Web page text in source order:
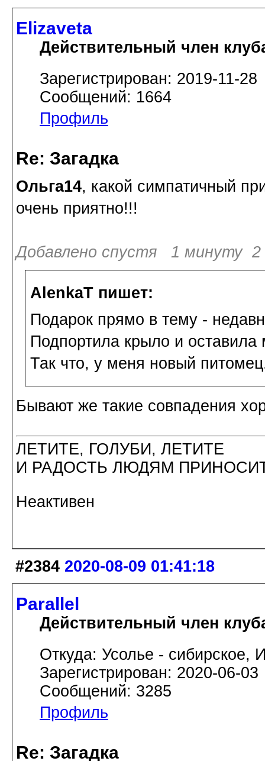
Elizaveta
Действительный член
Зарегистрирован: 2019-11-28
Сообщений: 1664
Профиль
Re: Загадка
Ольга14, какой симпатичный
очень приятно!!!
Добавлено спустя 1 минуту 2
AlenkaT пишет:
Подарок прямо в тему -
Подпортила крыло и
Так что, у меня новый
Бывают же такие совпадения
ЛЕТИТЕ, ГОЛУБИ, ЛЕТИТЕ
И РАДОСТЬ ЛЮДЯМ
Неактивен
#2384 2020-08-09 01:41:18
Parallel
Действительный член
Откуда: Усолье - сибирское,
Зарегистрирован: 2020-06-03
Сообщений: 3285
Профиль
Re: Загадка